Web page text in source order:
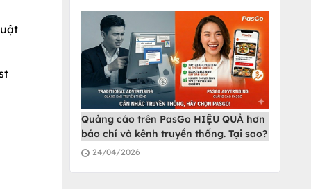
Quảng cáo trên PasGo HIỆU QUẢ hơn
báo chí và kênh truyền thống. Tại sao?
24/04/2026